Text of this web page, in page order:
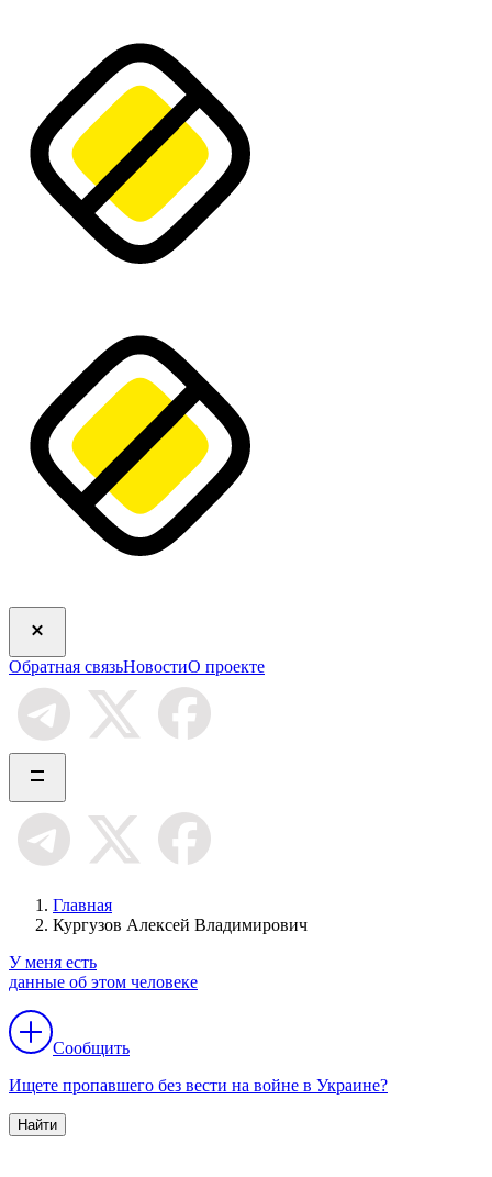
Обратная связьНовостиО проекте
Главная
Кургузов Алексей Владимирович
У меня есть
данные об этом человеке
Сообщить
Ищете пропавшего без вести на войне в Украине?
Найти